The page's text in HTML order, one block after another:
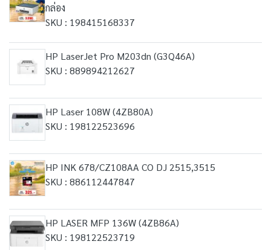
กล่อง
SKU : 198415168337
HP LaserJet Pro M203dn (G3Q46A)
SKU : 889894212627
HP Laser 108W (4ZB80A)
SKU : 198122523696
HP INK 678/CZ108AA CO DJ 2515,3515
SKU : 886112447847
HP LASER MFP 136W (4ZB86A)
SKU : 198122523719